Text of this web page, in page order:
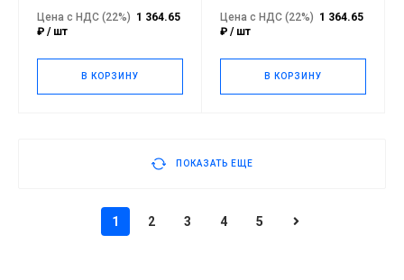
Цена с НДС (22%) 1 364.65
₽ / шт
В КОРЗИНУ
Цена с НДС (22%) 1 364.65
₽ / шт
В КОРЗИНУ
ПОКАЗАТЬ ЕЩЕ
1 2 3 4 5